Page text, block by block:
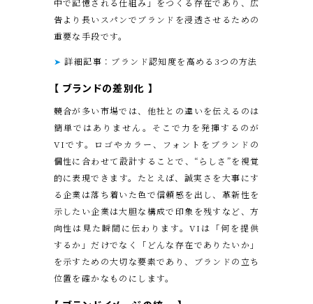
告より長いスパンでブランドを浸透させるための
重要な手段です。
➤ 詳細記事：ブランド認知度を高める3つの方法
【 ブランドの差別化 】
競合が多い市場では、他社との違いを伝えるのは
簡単ではありません。そこで力を発揮するのが
VIです。ロゴやカラー、フォントをブランドの
個性に合わせて設計することで、“らしさ”を視覚
的に表現できます。たとえば、誠実さを大事にす
る企業は落ち着いた色で信頼感を出し、革新性を
示したい企業は大胆な構成で印象を残すなど、方
向性は見た瞬間に伝わります。VIは「何を提供
するか」だけでなく「どんな存在でありたいか」
を示すための大切な要素であり、ブランドの立ち
位置を確かなものにします。